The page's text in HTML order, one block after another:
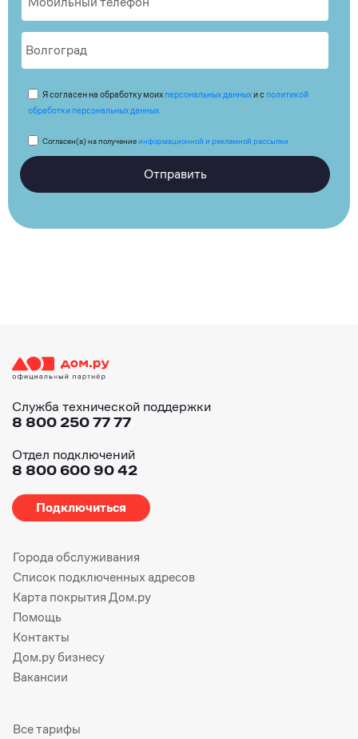
Я согласен на обработку моих персональных данныхи с политикой
обработки персональных данных
Согласен(а) на получениеинформационной и рекламной рассылки
Отправить
Служба технической поддержки
8 800 250 77 77
Отдел подключений
8 800 600 90 42
Подключиться
Города обслуживания
Список подключенных адресов
Карта покрытия Дом.ру
Помощь
Контакты
Дом.ру бизнесу
Вакансии
Все тарифы